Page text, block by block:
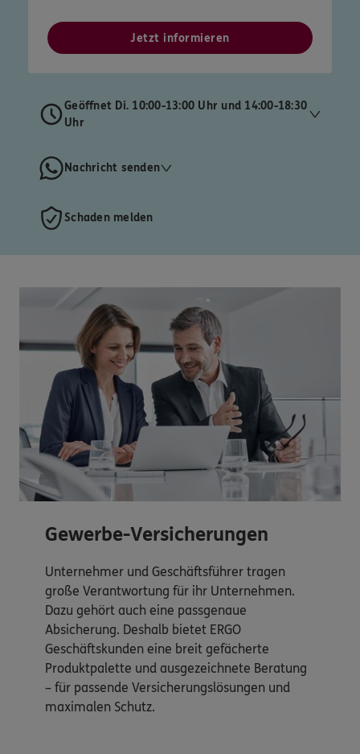
Jetzt informieren
Geöffnet Di. 10:00-13:00 Uhr und 14:00-18:30
Uhr
Nachricht senden
Schaden melden
Gewerbe-Versicherungen
Unternehmer und Geschäftsführer tragen
große Verantwortung für ihr Unternehmen.
Dazu gehört auch eine passgenaue
Absicherung. Deshalb bietet ERGO
Geschäftskunden eine breit gefächerte
Produktpalette und ausgezeichnete Beratung
– für passende Versicherungslösungen und
maximalen Schutz.